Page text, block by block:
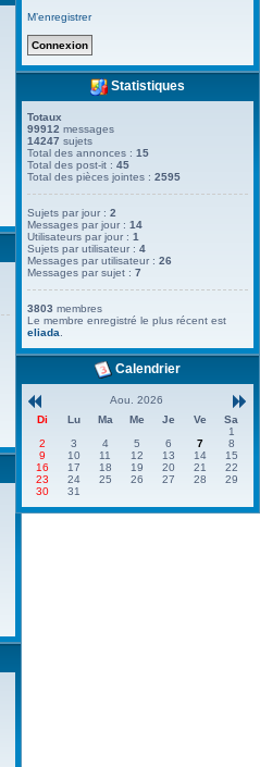
M’enregistrer
Statistiques
Totaux
99912 messages
14247 sujets
Total des annonces :15
Total des post-it :45
Total des pièces jointes :2595
Sujets par jour :2
Messages par jour :14
Utilisateurs par jour :1
Sujets par utilisateur :4
Messages par utilisateur :26
Messages par sujet :7
3803 membres
Le membre enregistré le plus récent est
eliada
Calendrier
Aou. 2026
Di
Lu Ma Me Je Ve
Sa
1
2
3 4 5 6 7
8
9
10 11 12 13 14
15
16
17 18 19 20 21
22
23
24 25 26 27 28
29
30
31